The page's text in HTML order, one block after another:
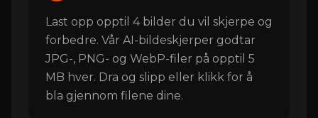
Last opp opptil 4 bilder du vil skjerpe og
forbedre. Vår AI-bildeskjerper godtar
JPG-, PNG- og WebP-filer på opptil 5
MB hver. Dra og slipp eller klikk for å
bla gjennom filene dine.